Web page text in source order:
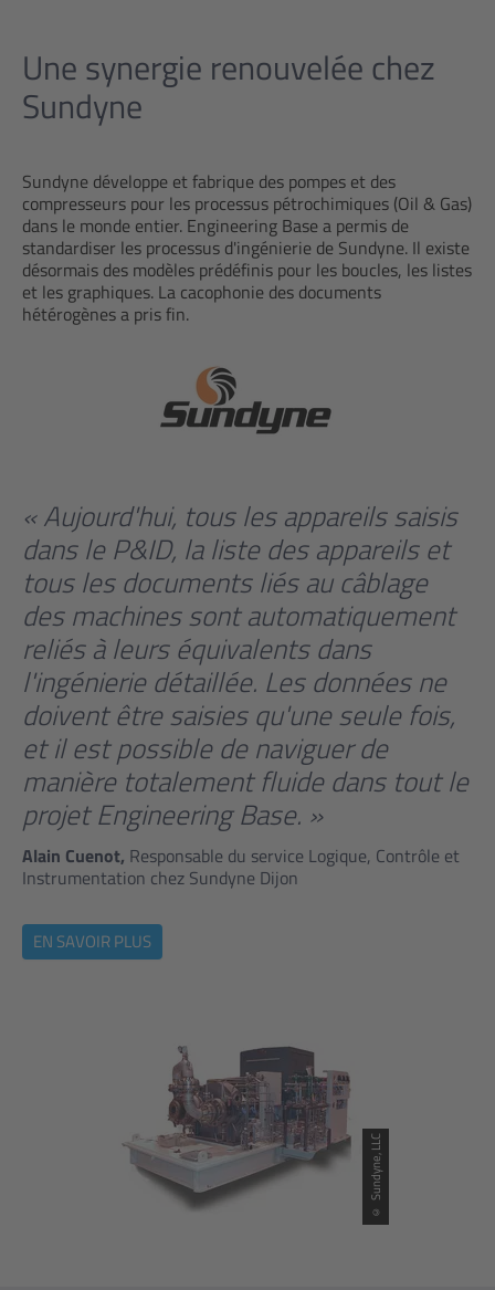
Une synergie renouvelée chez
Sundyne
Sundyne développe et fabrique des pompes et des
compresseurs pour les processus pétrochimiques (Oil & Gas)
dans le monde entier. Engineering Base a permis de
standardiser les processus d'ingénierie de Sundyne. Il existe
désormais des modèles prédéfinis pour les boucles, les listes
et les graphiques. La cacophonie des documents
hétérogènes a pris fin.
« Aujourd'hui, tous les appareils saisis
dans le P&ID, la liste des appareils et
tous les documents liés au câblage
des machines sont automatiquement
reliés à leurs équivalents dans
l'ingénierie détaillée. Les données ne
doivent être saisies qu'une seule fois,
et il est possible de naviguer de
manière totalement fluide dans tout le
projet Engineering Base. »
Alain Cuenot, Responsable du service Logique, Contrôle et
Instrumentation chez Sundyne Dijon
EN SAVOIR PLUS
© Sundyne, LLC